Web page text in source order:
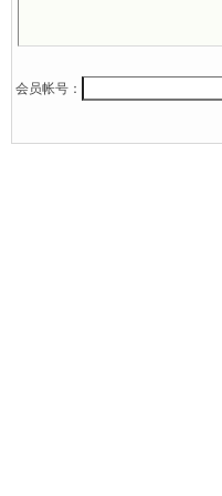
会员帐号：